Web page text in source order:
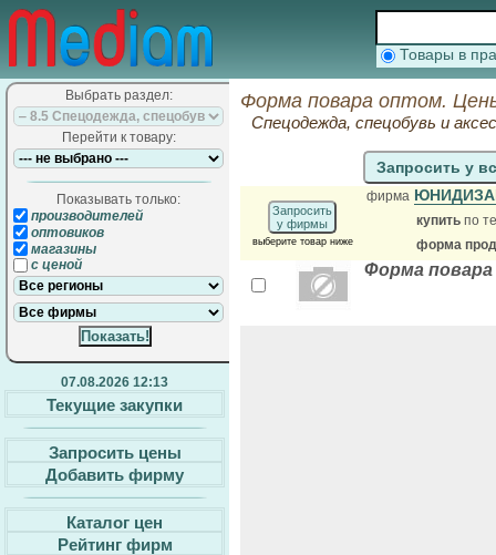
Товары в
Выбрать раздел:
Перейти к товару:
Показывать только:
производителей
оптовиков
магазины
с ценой
07.08.2026 12:13
Текущие закупки
Запросить цены
Добавить фирму
Каталог цен
Рейтинг фирм
Форма повара оптом.
Спецодежда, спецобувь и
Запросить у
Запросить
у фирмы
выберите товар ниже
фирма
купить по
форма
Форма